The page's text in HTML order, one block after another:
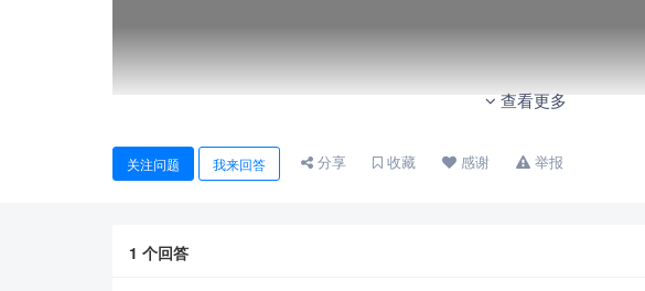
原始数据
查看更多
关注问题 我来回答 分享 收藏 感谢 举报
1 个回答